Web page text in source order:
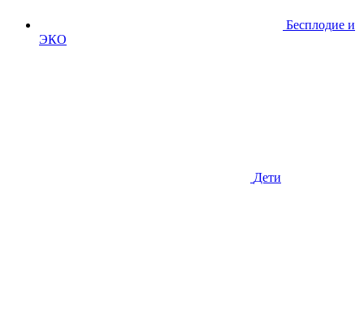
Бесплодие и
ЭКО
Дети